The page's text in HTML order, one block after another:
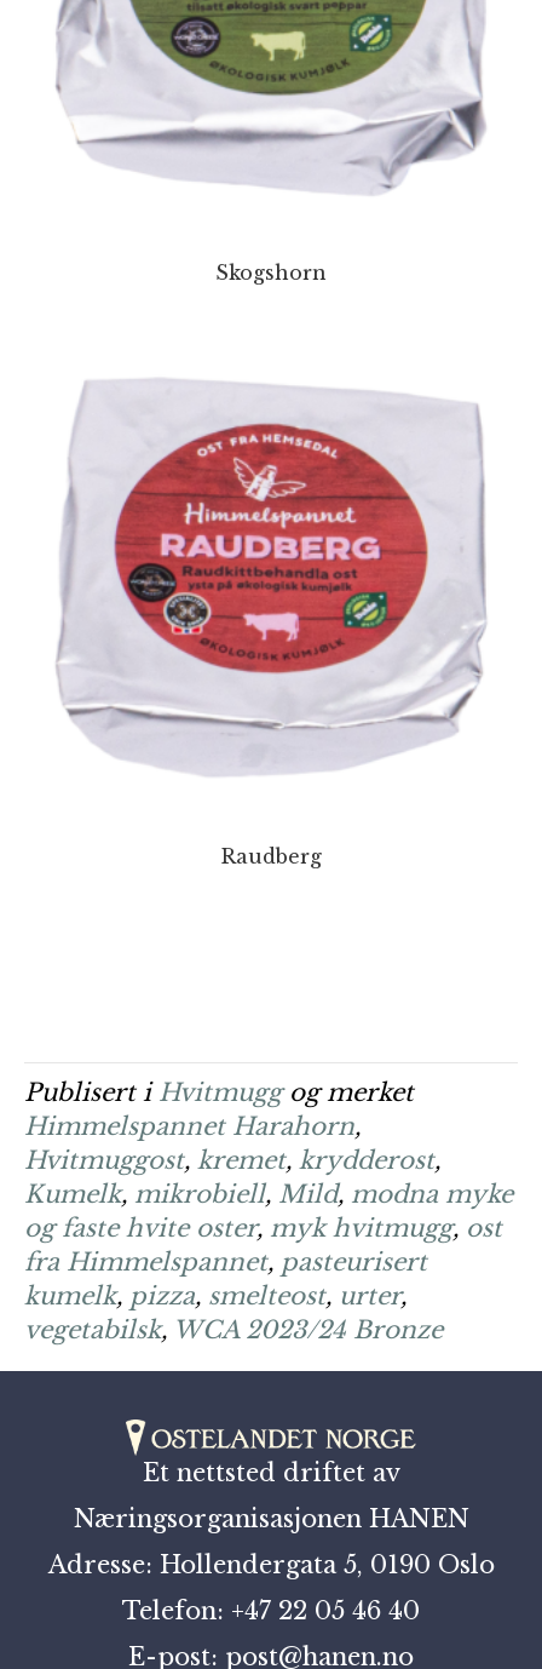
Skogshorn
Raudberg
Publisert i Hvitmuggog merket
Himmelspannet Harahorn,
Hvitmuggost, kremet, krydderost,
Kumelk, mikrobiell, Mild, modna myke
og faste hvite oster, myk hvitmugg, ost
fra Himmelspannet, pasteurisert
kumelk, pizza, smelteost, urter,
vegetabilsk, WCA 2023/24 Bronze
Et nettsted driftet av
Næringsorganisasjonen HANEN
Adresse: Hollendergata 5, 0190 Oslo
Telefon: +47 22 05 46 40
E-post: post@hanen.no